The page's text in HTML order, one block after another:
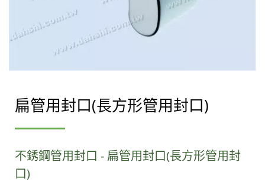
扁管用封口(長方形管用封口)
不銹鋼管用封口 - 扁管用封口(長方形管用封
口)